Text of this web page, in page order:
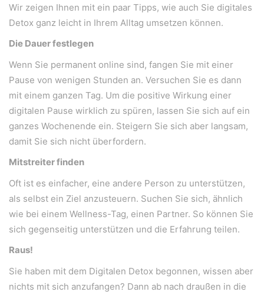
Wir zeigen Ihnen mit ein paar Tipps, wie auch Sie digitales
Detox ganz leicht in Ihrem Alltag umsetzen können.
Die Dauer festlegen
Wenn Sie permanent online sind, fangen Sie mit einer
Pause von wenigen Stunden an. Versuchen Sie es dann
mit einem ganzen Tag. Um die positive Wirkung einer
digitalen Pause wirklich zu spüren, lassen Sie sich auf ein
ganzes Wochenende ein. Steigern Sie sich aber langsam,
damit Sie sich nicht überfordern.
Mitstreiter finden
Oft ist es einfacher, eine andere Person zu unterstützen,
als selbst ein Ziel anzusteuern. Suchen Sie sich, ähnlich
wie bei einem Wellness-Tag, einen Partner. So können Sie
sich gegenseitig unterstützen und die Erfahrung teilen.
Raus!
Sie haben mit dem Digitalen Detox begonnen, wissen aber
nichts mit sich anzufangen? Dann ab nach draußen in die